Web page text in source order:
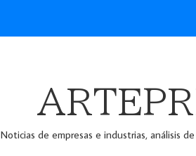
Noticias de empresas e industrias, análisis